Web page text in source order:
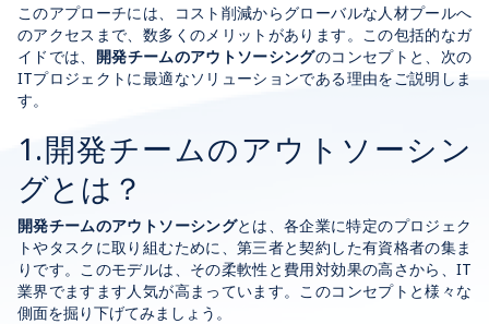
このアプローチには、コスト削減からグローバルな人材プールへ
のアクセスまで、数多くのメリットがあります。この包括的なガ
イドでは、 開発チームのアウトソーシングのコンセプトと、次の
ITプロジェクトに最適なソリューションである理由をご説明しま
す。
1.開発チームのアウトソーシン
グとは？
開発チームのアウトソーシングとは、各企業に特定のプロジェク
トやタスクに取り組むために、第三者と契約した有資格者の集ま
りです。このモデルは、その柔軟性と費用対効果の高さから、IT
業界でますます人気が高まっています。このコンセプトと様々な
側面を掘り下げてみましょう。